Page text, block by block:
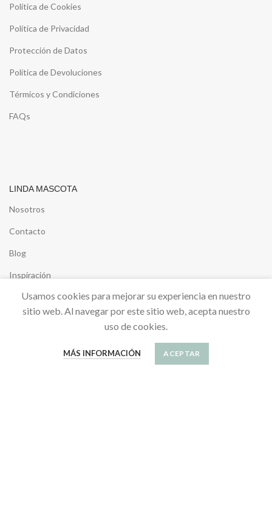
Política de Cookies
Política de Privacidad
Protección de Datos
Política de Devoluciones
Térmicos y Condiciones
FAQs
LINDA MASCOTA
Nosotros
Contacto
Blog
Inspiración
Usamos cookies para mejorar su experiencia en nuestro
sitio web. Al navegar por este sitio web, acepta nuestro
uso de cookies.
MÁS INFORMACIÓN ACEPTAR